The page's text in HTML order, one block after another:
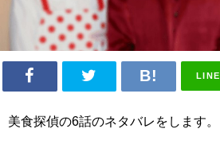
LINE
美食探偵の6話のネタバレをします。